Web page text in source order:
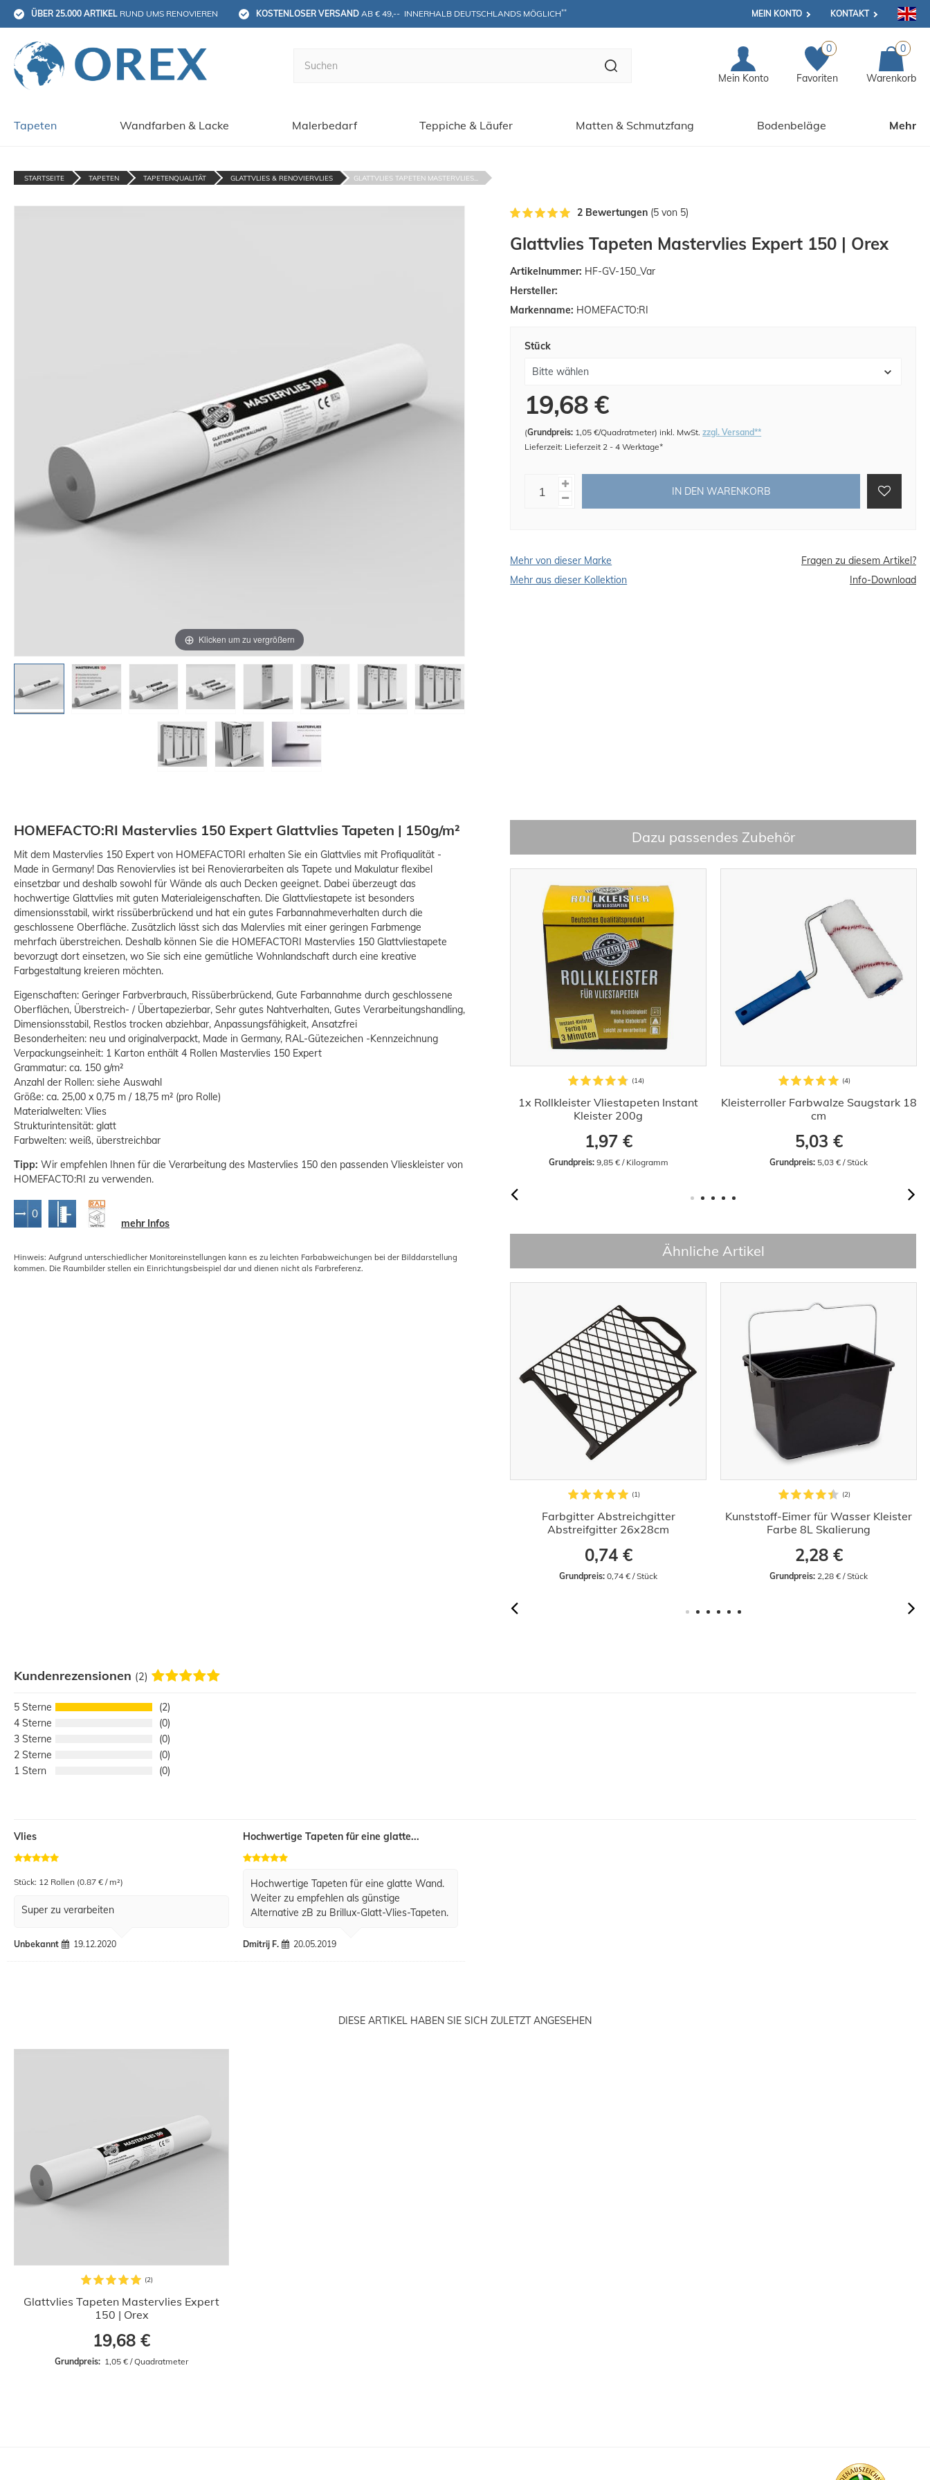
ÜBER 25.000 ARTIKEL RUND UMS RENOVIEREN KOSTENLOSER VERSAND AB € 49,--  INNERHALB DEUTSCHLANDS MÖGLICH** MEIN KONTO KONTAKT
Mein Konto
0
Favoriten
0
Warenkorb
Tapeten Wandfarben & Lacke Malerbedarf Teppiche & Läufer Matten & Schmutzfang Bodenbeläge Mehr
STARTSEITE TAPETEN TAPETENQUALITÄT GLATTVLIES & RENOVIERVLIES GLATTVLIES TAPETEN MASTERVLIES...
Klicken um zu vergrößern
Glattvlies Tapeten Mastervlies Expert 150 | Orex
Artikelnummer: HF-GV-150_Var
Hersteller:
Markenname: HOMEFACTO:RI
Stück
19,68 €
(Grundpreis: 1,05 €/Quadratmeter)inkl. MwSt.zzgl. Versand**
Lieferzeit: Lieferzeit 2 - 4 Werktage*
IN DEN WARENKORB
Mehr von dieser Marke
Fragen zu diesem Artikel?
Mehr aus dieser Kollektion
Info-Download
2 Bewertungen (5 von 5)
HOMEFACTO:RI Mastervlies 150 Expert Glattvlies Tapeten | 150g/m²
Mit dem Mastervlies 150 Expert von HOMEFACTORI erhalten Sie ein Glattvlies mit Profiqualität -
Made in Germany! Das Renoviervlies ist bei Renovierarbeiten als Tapete und Makulatur flexibel
einsetzbar und deshalb sowohl für Wände als auch Decken geeignet. Dabei überzeugt das
hochwertige Glattvlies mit guten Materialeigenschaften. Die Glattvliestapete ist besonders
dimensionsstabil, wirkt rissüberbrückend und hat ein gutes Farbannahmeverhalten durch die
geschlossene Oberfläche. Zusätzlich lässt sich das Malervlies mit einer geringen Farbmenge
mehrfach überstreichen. Deshalb können Sie die HOMEFACTORI Mastervlies 150 Glattvliestapete
bevorzugt dort einsetzen, wo Sie sich eine gemütliche Wohnlandschaft durch eine kreative
Farbgestaltung kreieren möchten.
Eigenschaften: Geringer Farbverbrauch, Rissüberbrückend, Gute Farbannahme durch geschlossene
Oberflächen, Überstreich- / Übertapezierbar, Sehr gutes Nahtverhalten, Gutes Verarbeitungshandling,
Dimensionsstabil, Restlos trocken abziehbar, Anpassungsfähigkeit, Ansatzfrei
Besonderheiten: neu und originalverpackt, Made in Germany, RAL-Gütezeichen -Kennzeichnung
Verpackungseinheit: 1 Karton enthält 4 Rollen Mastervlies 150 Expert
Grammatur: ca. 150 g/m²
Anzahl der Rollen: siehe Auswahl
Größe: ca. 25,00 x 0,75 m / 18,75 m² (pro Rolle)
Materialwelten: Vlies
Strukturintensität: glatt
Farbwelten: weiß, überstreichbar
Tipp: Wir empfehlen Ihnen für die Verarbeitung des Mastervlies 150 den passenden Vlieskleister von
HOMEFACTO:RI zu verwenden.
mehr Infos
Hinweis: Aufgrund unterschiedlicher Monitoreinstellungen kann es zu leichten Farbabweichungen bei der Bilddarstellung
kommen. Die Raumbilder stellen ein Einrichtungsbeispiel dar und dienen nicht als Farbreferenz.
Dazu passendes Zubehör
-15%
Profi Werkzeug-Set Zubehör
UVP: 42,99 €
Grundpreis: 36,32 € / Stück Grundpreis: 16,33 € / Stück
1x Rollkleister Vliestapeten Instant
Kleister 200g
1,97 €
Grundpreis: 9,85 € / Kilogramm
Kleisterroller Farbwalze Saugstark 18
cm
5,03 €
Grundpreis: 5,03 € / Stück
Ähnliche Artikel
Farbgitter Abstreichgitter
Abstreifgitter 26x28cm
0,74 €
Grundpreis: 0,74 € / Stück
Kunststoff-Eimer für Wasser Kleister
Farbe 8L Skalierung
2,28 €
Grundpreis: 2,28 € / Stück
Kundenrezensionen (2)
5
2
4
0
3
0
2
0
1
0
Vlies
Stück: 12 Rollen (0.87 € / m²)
Super zu verarbeiten
Unbekannt 19.12.2020
Hochwertige Tapeten für eine glatte...
Hochwertige Tapeten für eine glatte Wand.
Weiter zu empfehlen als günstige
Alternative zB zu Brillux-Glatt-Vlies-Tapeten.
Dmitrij F. 20.05.2019
DIESE ARTIKEL HABEN SIE SICH ZULETZT ANGESEHEN
Glattvlies Tapeten Mastervlies Expert
150 | Orex
19,68 €
Grundpreis: 1,05 € / Quadratmeter